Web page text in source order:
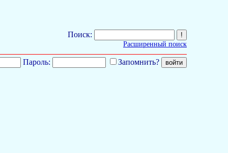
Поиск:
Расширенный поиск
Пароль: Запомнить?